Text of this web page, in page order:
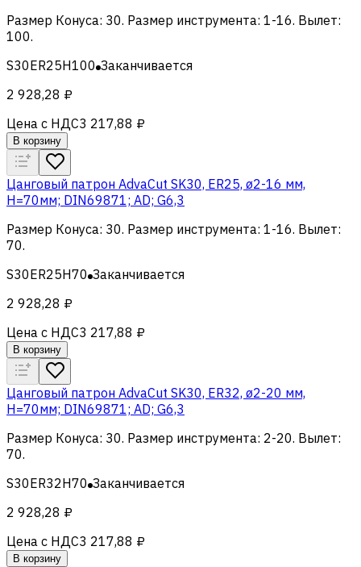
Размер Конуса: 30. Размер инструмента: 1-16. Вылет:
100.
S30ER25H100 Заканчивается
2 928,28 ₽
Цена с НДС3 217,88 ₽
В корзину
Цанговый патрон AdvaCut SK30, ER25, ø2-16 мм,
H=70мм; DIN69871; AD; G6,3
Размер Конуса: 30. Размер инструмента: 1-16. Вылет:
70.
S30ER25H70 Заканчивается
2 928,28 ₽
Цена с НДС3 217,88 ₽
В корзину
Цанговый патрон AdvaCut SK30, ER32, ø2-20 мм,
H=70мм; DIN69871; AD; G6,3
Размер Конуса: 30. Размер инструмента: 2-20. Вылет:
70.
S30ER32H70 Заканчивается
2 928,28 ₽
Цена с НДС3 217,88 ₽
В корзину